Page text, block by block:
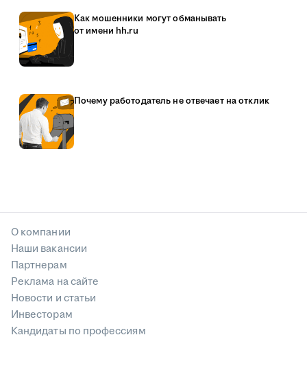
Как мошенники могут обманывать
от имени hh.ru
Почему работодатель не отвечает на отклик
О компании
Наши вакансии
Партнерам
Реклама на сайте
Новости и статьи
Инвесторам
Кандидаты по профессиям